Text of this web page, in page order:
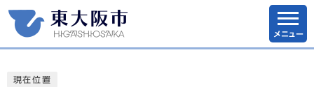
メニュー
現在位置